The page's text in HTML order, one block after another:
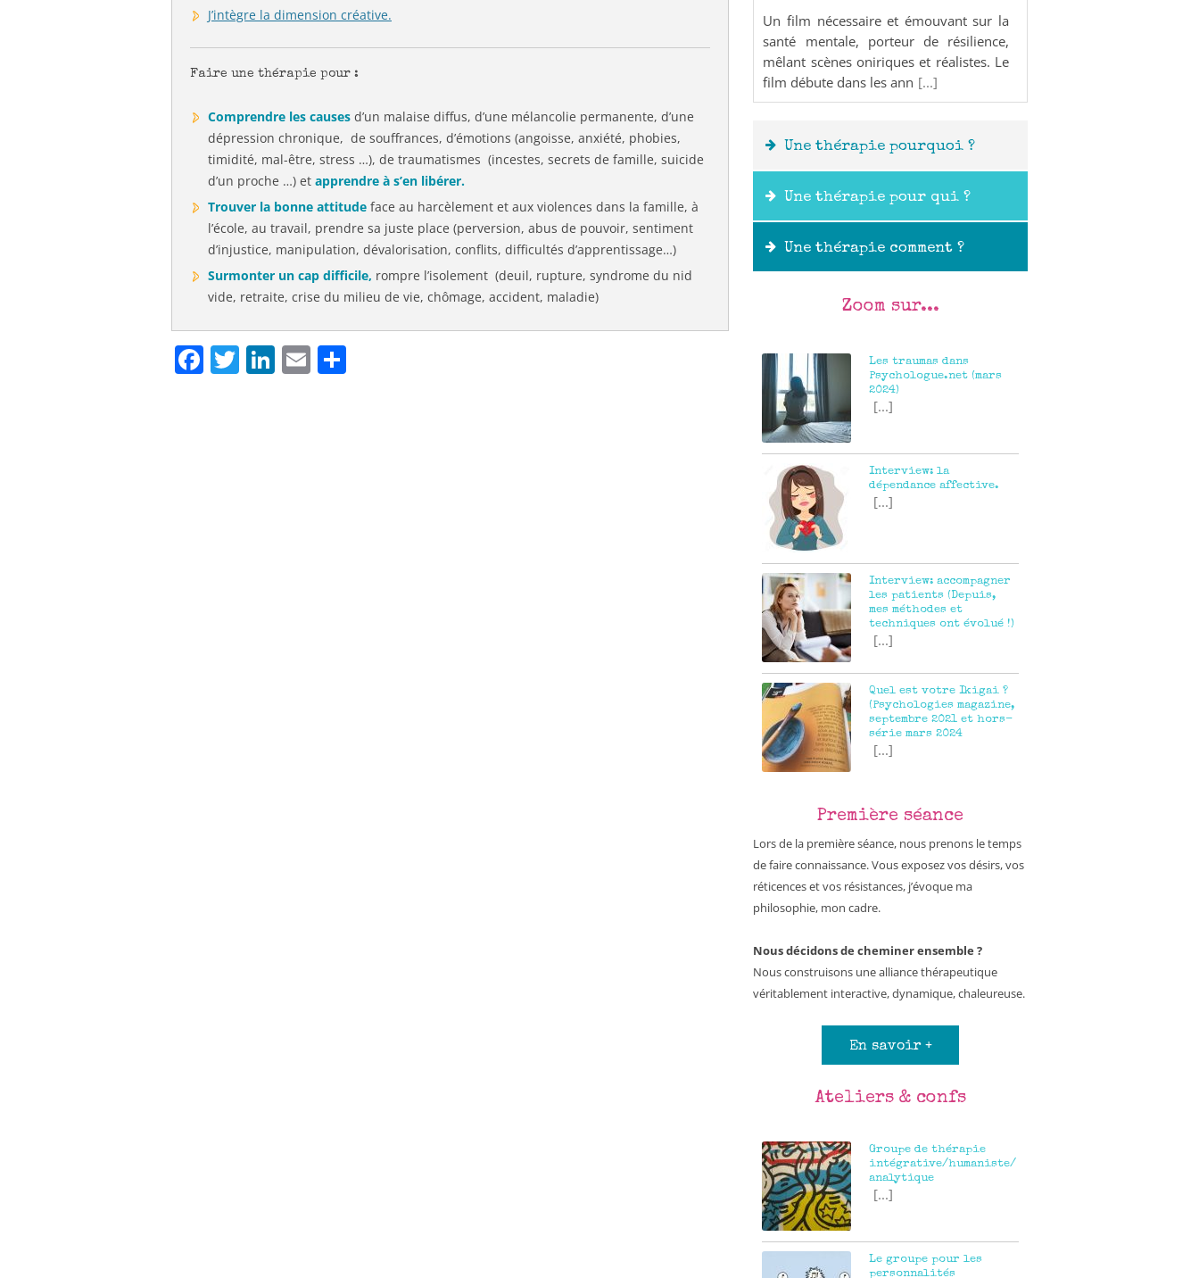
J’intègre la dimension créative.
Faire une thérapie pour :
Comprendre les causes d’un malaise diffus, d’une mélancolie permanente, d’une
dépression chronique, de souffrances, d’émotions (angoisse, anxiété, phobies,
timidité, mal-être, stress …), de traumatismes (incestes, secrets de famille, suicide
d’un proche …) et apprendre à s’en libérer.
Trouver la bonne attitude face au harcèlement et aux violences dans la famille, à
l’école, au travail, prendre sa juste place (perversion, abus de pouvoir, sentiment
d’injustice, manipulation, dévalorisation, conflits, difficultés d’apprentissage…)
Surmonter un cap difficile, rompre l’isolement (deuil, rupture, syndrome du nid
vide, retraite, crise du milieu de vie, chômage, accident, maladie)
F T Li E
Un film nécessaire et émouvant sur la
santé mentale, porteur de résilience,
mêlant scènes oniriques et réalistes. Le
film débute dans les ann [...]
Une thérapie pourquoi ?
Une thérapie pour qui ?
Outils :
Une thérapie comment ?
Zoom sur...
Les traumas dans
Psychologue.net (mars
2024)
[...]
Interview: la
dépendance affective.
[...]
Interview: accompagner
les patients (Depuis,
mes méthodes et
techniques ont évolué !)
[...]
Quel est votre Ikigai ?
(Psychologies magazine,
septembre 2021 et hors-
série mars 2024
[...]
Première séance
Lors de la première séance, nous prenons le temps
de faire connaissance. Vous exposez vos désirs, vos
réticences et vos résistances, j’évoque ma
philosophie, mon cadre.
Nous décidons de cheminer ensemble ?
Nous construisons une alliance thérapeutique
véritablement interactive, dynamique, chaleureuse.
En savoir +
Ateliers & confs
Groupe de thérapie
intégrative/humaniste/
analytique
[...]
Le groupe pour les
personnalités